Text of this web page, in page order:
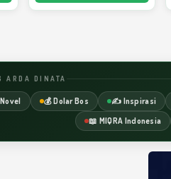
ARDA DINATA
💰 Dolar Bos ✍️ Inspirasi
📖 MIQRA Indonesia